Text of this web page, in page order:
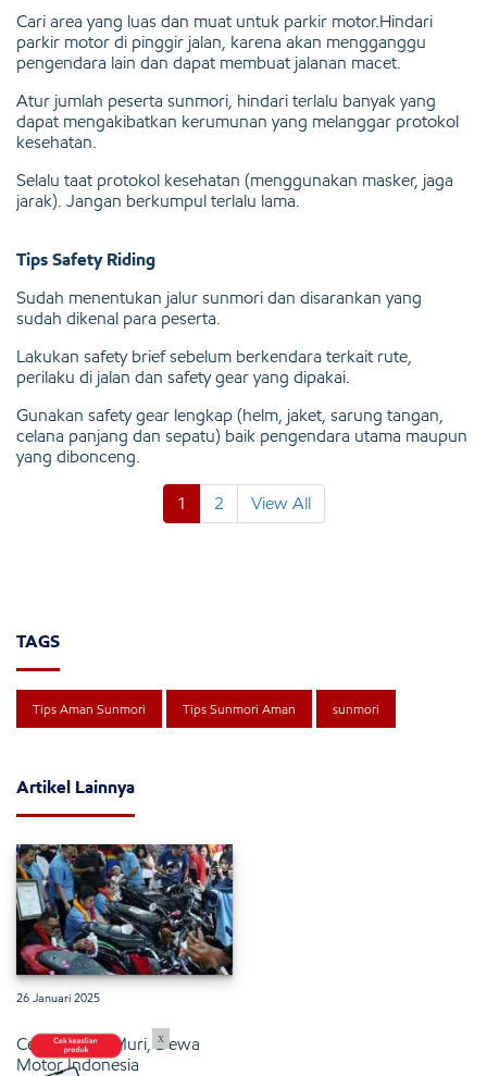
Cari area yang luas dan muat untuk parkir motor.Hindari
parkir motor di pinggir jalan, karena akan mengganggu
pengendara lain dan dapat membuat jalanan macet.
Atur jumlah peserta sunmori, hindari terlalu banyak yang
dapat mengakibatkan kerumunan yang melanggar protokol
kesehatan.
Selalu taat protokol kesehatan (menggunakan masker, jaga
jarak). Jangan berkumpul terlalu lama.
Tips Safety Riding
Sudah menentukan jalur sunmori dan disarankan yang
sudah dikenal para peserta.
Lakukan safety brief sebelum berkendara terkait rute,
perilaku di jalan dan safety gear yang dipakai.
Gunakan safety gear lengkap (helm, jaket, sarung tangan,
celana panjang dan sepatu) baik pengendara utama maupun
yang dibonceng.
1 2 View All
TAGS
Tips Aman Sunmori Tips Sunmori Aman sunmori
Artikel Lainnya
26 Januari 2025
Cetak Rekor Muri, Dewa
Motor Indonesia
x